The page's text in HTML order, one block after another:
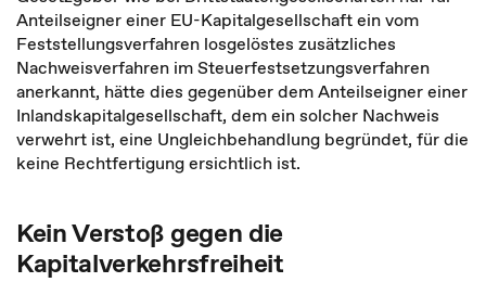
Anteilseigner einer EU-Kapitalgesellschaft ein vom
Feststellungsverfahren losgelöstes zusätzliches
Nachweisverfahren im Steuerfestsetzungsverfahren
anerkannt, hätte dies gegenüber dem Anteilseigner einer
Inlandskapitalgesellschaft, dem ein solcher Nachweis
verwehrt ist, eine Ungleichbehandlung begründet, für die
keine Rechtfertigung ersichtlich ist.
Kein Verstoß gegen die
Kapitalverkehrsfreiheit